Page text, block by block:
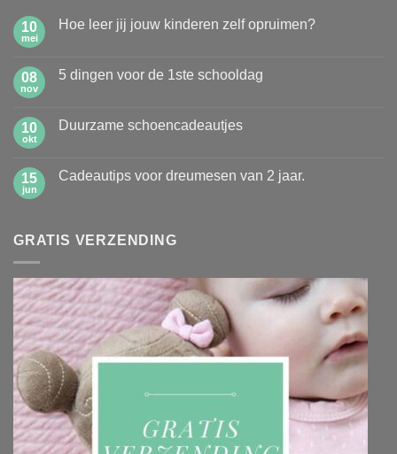
10
mei
Hoe leer jij jouw kinderen zelf opruimen?
Hoe
kinderen
zelf
08
nov
5 dingen voor de 1ste schooldag
5
1ste
schooldag
10
okt
Duurzame schoencadeautjes
Duurzame
15
jun
Cadeautips voor dreumesen van 2 jaar.
voor
jaar.
GRATIS VERZENDING